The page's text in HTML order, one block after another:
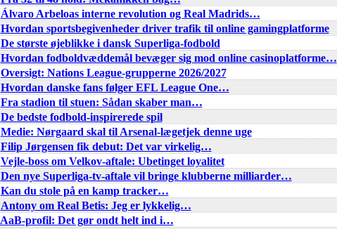
Álvaro Arbeloas interne revolution og Real Madrids…
Hvordan sportsbegivenheder driver trafik til online gamingplatforme
De største øjeblikke i dansk Superliga-fodbold
Hvordan fodboldvæddemål bevæger sig mod online casinoplatforme…
Oversigt: Nations League-grupperne 2026/2027
Hvordan danske fans følger EFL League One…
Fra stadion til stuen: Sådan skaber man…
De bedste fodbold-inspirerede spil
Medie: Nørgaard skal til Arsenal-lægetjek denne uge
Filip Jørgensen fik debut: Det var virkelig…
Vejle-boss om Velkov-aftale: Ubetinget loyalitet
Den nye Superliga-tv-aftale vil bringe klubberne milliarder…
Kan du stole på en kamp tracker…
Antony om Real Betis: Jeg er lykkelig…
AaB-profil: Det gør ondt helt ind i…